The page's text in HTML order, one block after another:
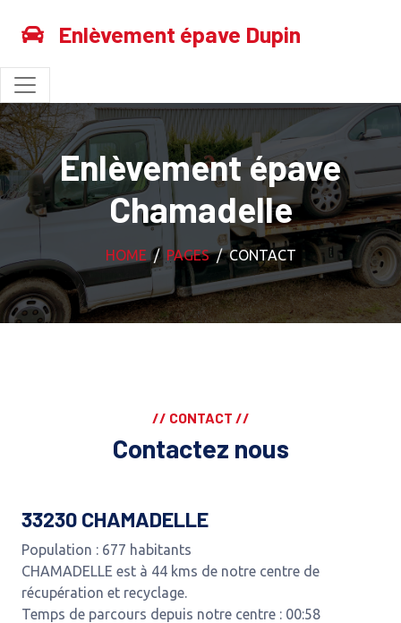
Enlèvement épave Dupin
Enlèvement épave
Chamadelle
HOME PAGES CONTACT
// CONTACT //
Contactez nous
33230 CHAMADELLE
Population : 677 habitants
CHAMADELLE est à 44 kms de notre centre de
récupération et recyclage.
Temps de parcours depuis notre centre : 00:58